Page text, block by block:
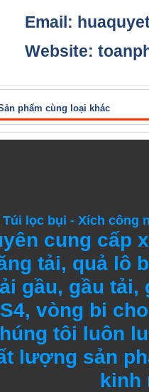
Email:
Website:
phẩm cùng loại khác
Túi lọc bụi - Xích công
cung cấp
tải, quả lô
gầu, gầu tải,
, vòng bi
tôi luôn
lượng sản
kinh